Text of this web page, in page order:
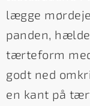
lægge
panden,
tærteform
godt ned
en kant på